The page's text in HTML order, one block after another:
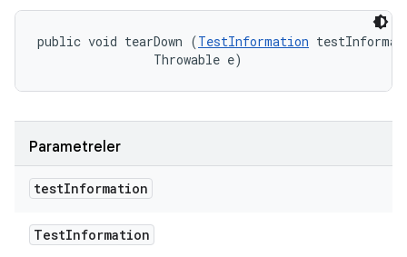
public void tearDown (TestInformation
                Throwable e)
Parametreler
testInformation
TestInformation